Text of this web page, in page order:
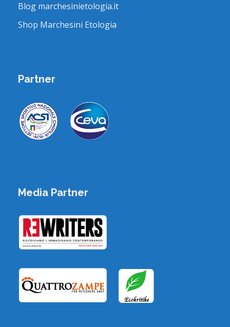
Blog marchesinietologia.it
Shop Marchesini Etologia
Partner
Media Partner